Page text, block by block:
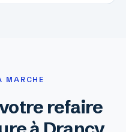
MARCHE
refaire